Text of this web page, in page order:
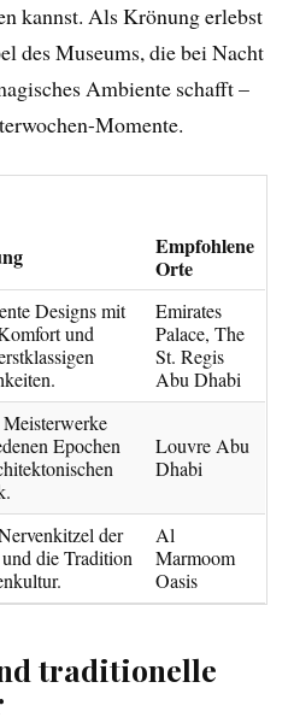
kannst. Als Krönung erlebst
des Museums, die bei Nacht
Ambiente schafft –
Momente.
Empfohlene
Orte
Designs mit
und
Emirates
Palace, The
St. Regis
Abu Dhabi
Epochen
Louvre Abu
Dhabi
der
die Tradition
Al
Marmoom
Oasis
traditionelle